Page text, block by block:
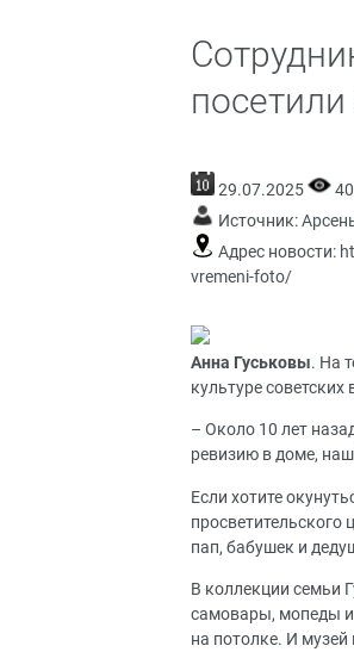
29.07.2025
Источник:
Адрес новости:
vremeni-foto/
Анна Гуськовы. На
культуре советских
– Около 10 лет
ревизию в доме,
Если хотите
просветительского
пап, бабушек и
В коллекции семьи
самовары, мопеды и
на потолке. И музей